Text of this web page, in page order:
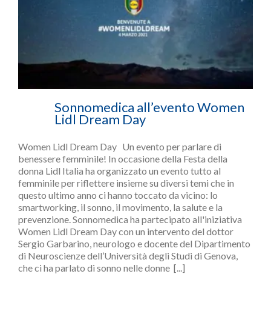
Sonnomedica all’evento Women
Lidl Dream Day
Women Lidl Dream Day Un evento per parlare di
benessere femminile! In occasione della Festa della
donna Lidl Italia ha organizzato un evento tutto al
femminile per riflettere insieme su diversi temi che in
questo ultimo anno ci hanno toccato da vicino: lo
smartworking, il sonno, il movimento, la salute e la
prevenzione. Sonnomedica ha partecipato all'iniziativa
Women Lidl Dream Day con un intervento del dottor
Sergio Garbarino, neurologo e docente del Dipartimento
di Neuroscienze dell’Università degli Studi di Genova,
che ci ha parlato di sonno nelle donne [...]